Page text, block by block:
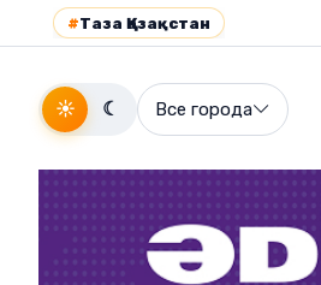
#Таза Қазақстан
☀ ☾ Все города